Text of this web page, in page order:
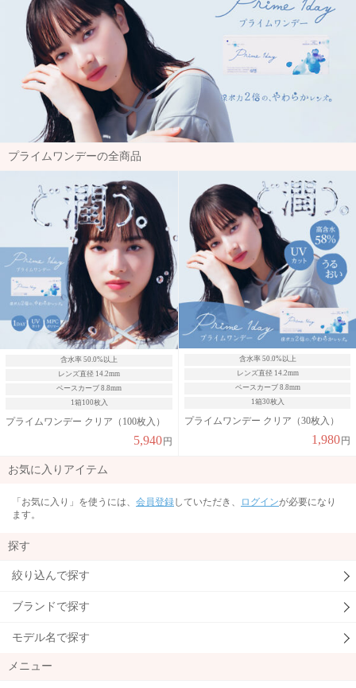
プライムワンデーの全商品
含水率 50.0%以上
レンズ直径 14.2mm
ベースカーブ 8.8mm
1箱100枚入
プライムワンデー クリア（100枚入）
5,940円
含水率 50.0%以上
レンズ直径 14.2mm
ベースカーブ 8.8mm
1箱30枚入
プライムワンデー クリア（30枚入）
1,980円
お気に入りアイテム
「お気に入り」を使うには、 会員登録していただき、 ログインが必要になり
ます。
探す
絞り込んで探す
ブランドで探す
モデル名で探す
メニュー